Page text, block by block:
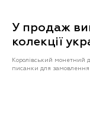
У продаж
колекції
Королівський монетний
писанки для замовлення